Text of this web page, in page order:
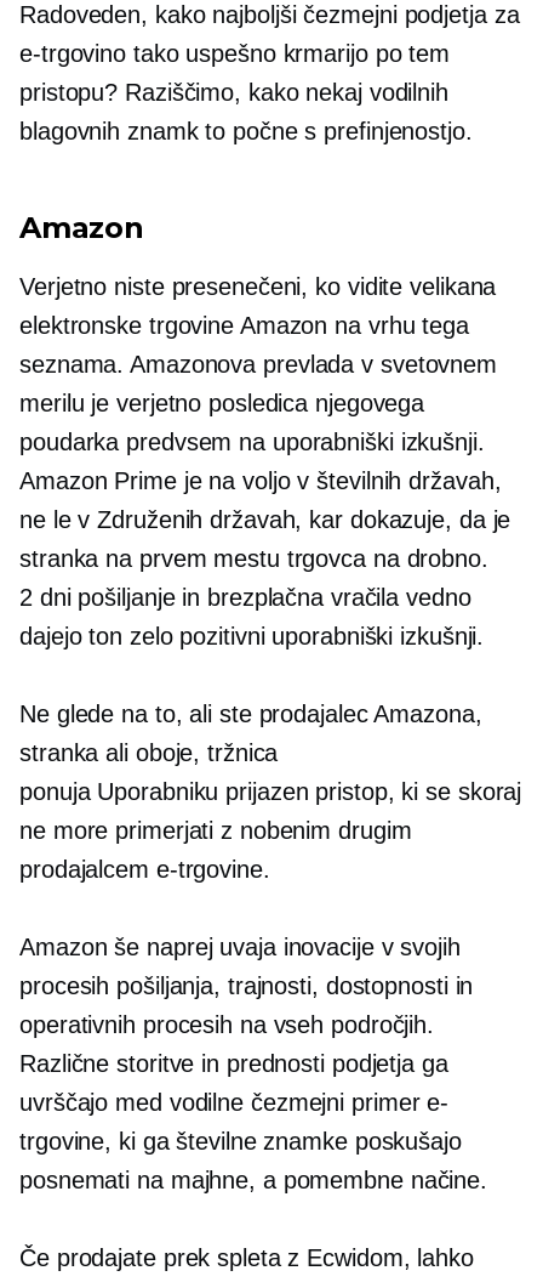
Radoveden, kako najboljšičezmejnipodjetja za
e-trgovino tako uspešno krmarijo po tem
pristopu? Raziščimo, kako nekaj vodilnih
blagovnih znamk to počne s prefinjenostjo.
Amazon
Verjetno niste presenečeni, ko vidite velikana
elektronske trgovine Amazon na vrhu tega
seznama. Amazonova prevlada v svetovnem
merilu je verjetno posledica njegovega
poudarka predvsem na uporabniški izkušnji.
Amazon Prime je na voljo v številnih državah,
ne le v Združenih državah, kar dokazuje, da je
stranka na prvem mestu trgovca na drobno.
2 dnipošiljanje in brezplačna vračila vedno
dajejo ton zelo pozitivni uporabniški izkušnji.
Ne glede na to, ali ste prodajalec Amazona,
stranka ali oboje, tržnica
ponuja Uporabniku prijazen pristop, ki se skoraj
ne more primerjati z nobenim drugim
prodajalcem e-trgovine.
Amazon še naprej uvaja inovacije v svojih
procesih pošiljanja, trajnosti, dostopnosti in
operativnih procesih na vseh področjih.
Različne storitve in prednosti podjetja ga
uvrščajo med vodilne čezmejni primer e-
trgovine, ki ga številne znamke poskušajo
posnemati na majhne, ​​a pomembne načine.
Če prodajate prek spleta z Ecwidom, lahko